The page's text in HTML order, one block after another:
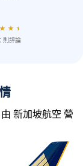
★ ★ ★
則評論
新加坡航空 營